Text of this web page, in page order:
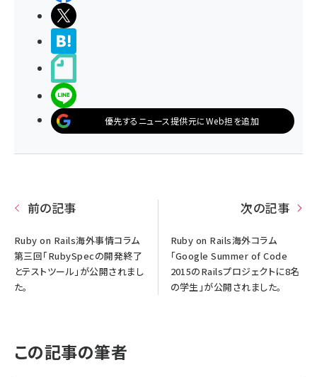
優先するニュース提供元にWeb担を追加
前の記事
Ruby on Rails海外事情コラム
第三回「RubySpecの開発終了
とテストツール」が公開されまし
た。
次の記事
Ruby on Rails海外コラム
「Google Summer of Code
2015のRailsプロジェクトに8名
の学生」が公開されました。
この記事の筆者